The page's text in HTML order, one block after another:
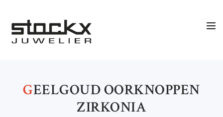
GEELGOUD OORKNOPPEN
ZIRKONIA